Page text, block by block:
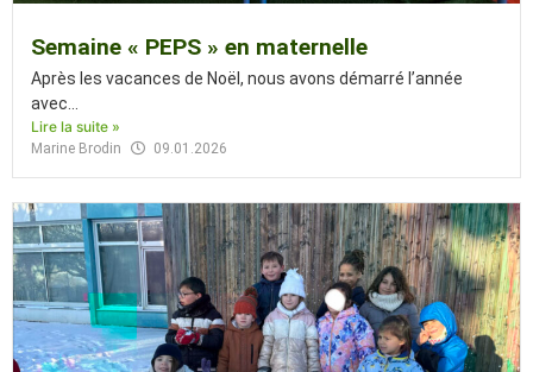
Semaine « PEPS » en maternelle
Après les vacances de Noël, nous avons démarré l’année
avec...
Lire la suite »
Marine Brodin 09.01.2026